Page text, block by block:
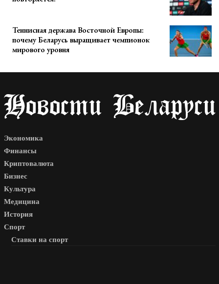
Теннисная держава Восточной Европы:
почему Беларусь выращивает чемпионок
мирового уровня
Экономика
Финансы
Криптовалюта
Бизнес
Культура
Медицина
История
Спорт
Ставки на спорт